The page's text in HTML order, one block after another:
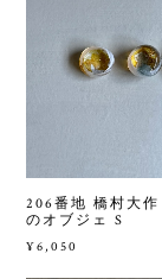
206番地 橋村大
のオブジェ S
¥6,050